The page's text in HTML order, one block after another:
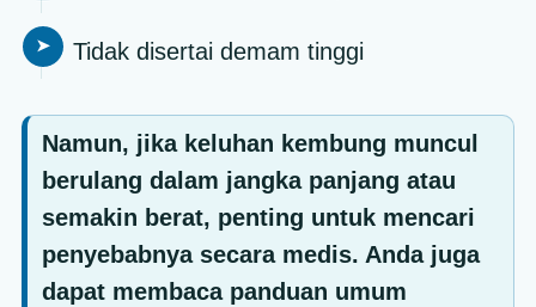
Tidak disertai demam tinggi
Namun, jika keluhan kembung muncul
berulang dalam jangka panjang atau
semakin berat, penting untuk mencari
penyebabnya secara medis. Anda juga
dapat membaca panduan umum